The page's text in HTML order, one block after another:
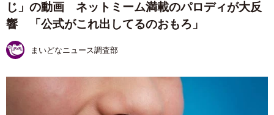
じ」の動画 ネットミーム満載のパロディが大反
響 「公式がこれ出してるのおもろ」
まいどなニュース調査部